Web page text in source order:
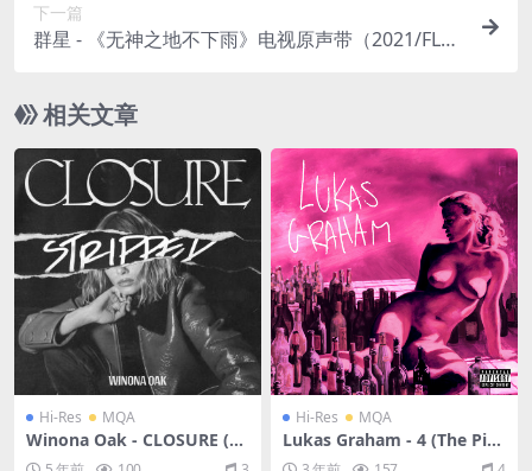
下一篇
群星 - 《无神之地不下雨》电视原声带（2021/FLA
相关文章
Hi-Res MQA
Winona Oak - CLOSURE (St
ripped)（2020/FLAC/EP分
Hi-Res MQA
Lukas Graham - 4 (The Pin
k Album)（2023/FLAC/分